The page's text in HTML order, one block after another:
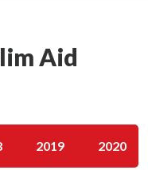
Aid
2019 2020